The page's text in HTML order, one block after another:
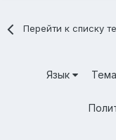
Перейти к списку
Язык Тема